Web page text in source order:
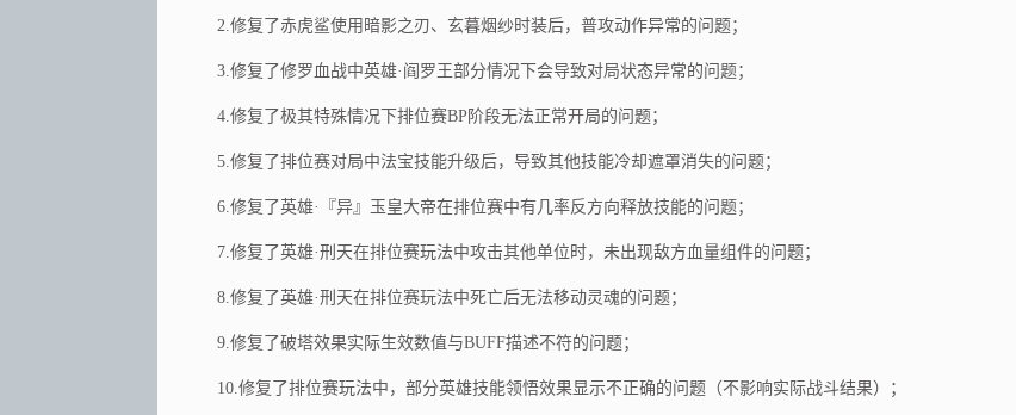
2.修复了赤虎鲨使用暗影之刃、玄暮烟纱时装后，普攻动作异常的问题；
3.修复了修罗血战中英雄·阎罗王部分情况下会导致对局状态异常的问题；
4.修复了极其特殊情况下排位赛BP阶段无法正常开局的问题；
5.修复了排位赛对局中法宝技能升级后，导致其他技能冷却遮罩消失的问题；
6.修复了英雄·『异』玉皇大帝在排位赛中有几率反方向释放技能的问题；
7.修复了英雄·刑天在排位赛玩法中攻击其他单位时，未出现敌方血量组件的问题；
8.修复了英雄·刑天在排位赛玩法中死亡后无法移动灵魂的问题；
9.修复了破塔效果实际生效数值与BUFF描述不符的问题；
10.修复了排位赛玩法中，部分英雄技能领悟效果显示不正确的问题（不影响实际战斗结果）；